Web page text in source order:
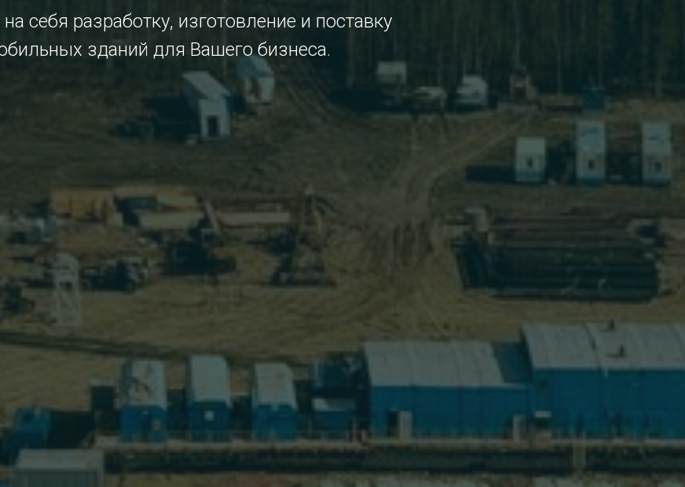
себя разработку, изготовление и поставку
зданий для Вашего бизнеса.